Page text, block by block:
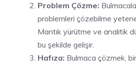
Problem Çözme:
problemleri çözebilme
Mantık yürütme ve analitik
bu şekilde gelişir.
Hafıza: Bulmaca çözmek,